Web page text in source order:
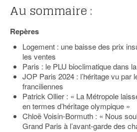
Au sommaire :
Repères
Logement : une baisse des prix
les ventes
Paris : le PLU bioclimatique dans
JOP Paris 2024 : l’héritage vu par
franciliennes
Patrick Ollier : « La Métropole
en termes d’héritage olympique »
Chloë Voisin-Bormuth : « Nous
Grand Paris à l’avant-garde des